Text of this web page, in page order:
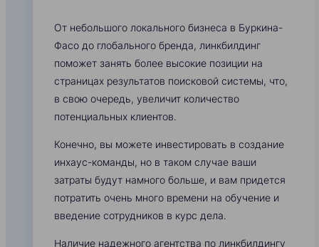
От небольшого локального бизнеса в Буркина-
Фасо до глобального бренда, линкбилдинг
поможет занять более высокие позиции на
страницах результатов поисковой системы, что,
в свою очередь, увеличит количество
потенциальных клиентов.
Конечно, вы можете инвестировать в создание
инхаус-команды, но в таком случае ваши
затраты будут намного больше, и вам придется
потратить очень много времени на обучение и
введение сотрудников в курс дела.
Наличие надежного агентства по линкбилдингу